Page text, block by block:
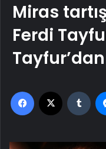
Miras
Ferdi
Facebook